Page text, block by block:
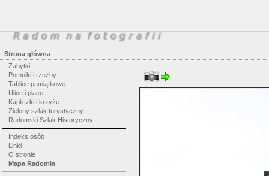
Strona główna
Zabytki
Pomniki i rzeźby
Tablice pamiątkowe
Ulice i place
Kapliczki i krzyże
Zielony szlak turystyczny
Radomski Szlak Historyczny
Indeks osób
Linki
O stronie
Mapa Radomia